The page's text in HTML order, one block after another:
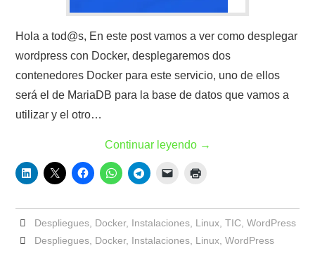
Hola a tod@s, En este post vamos a ver como desplegar
wordpress con Docker, desplegaremos dos
contenedores Docker para este servicio, uno de ellos
será el de MariaDB para la base de datos que vamos a
utilizar y el otro…
Continuar leyendo →
Despliegues, Docker, Instalaciones, Linux, TIC, WordPress
Despliegues, Docker, Instalaciones, Linux, WordPress